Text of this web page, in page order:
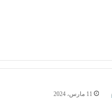
11 مارس، 2024